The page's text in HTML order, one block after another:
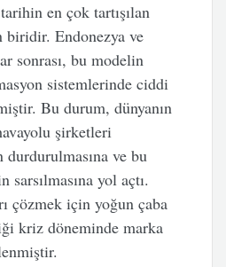
en çok tartışılan
biridir. Endonezya ve
sonrası, bu modelin
sistemlerinde ciddi
Bu durum, dünyanın
şirketleri
durdurulmasına ve bu
sarsılmasına yol açtı.
çözmek için yoğun çaba
kriz döneminde marka